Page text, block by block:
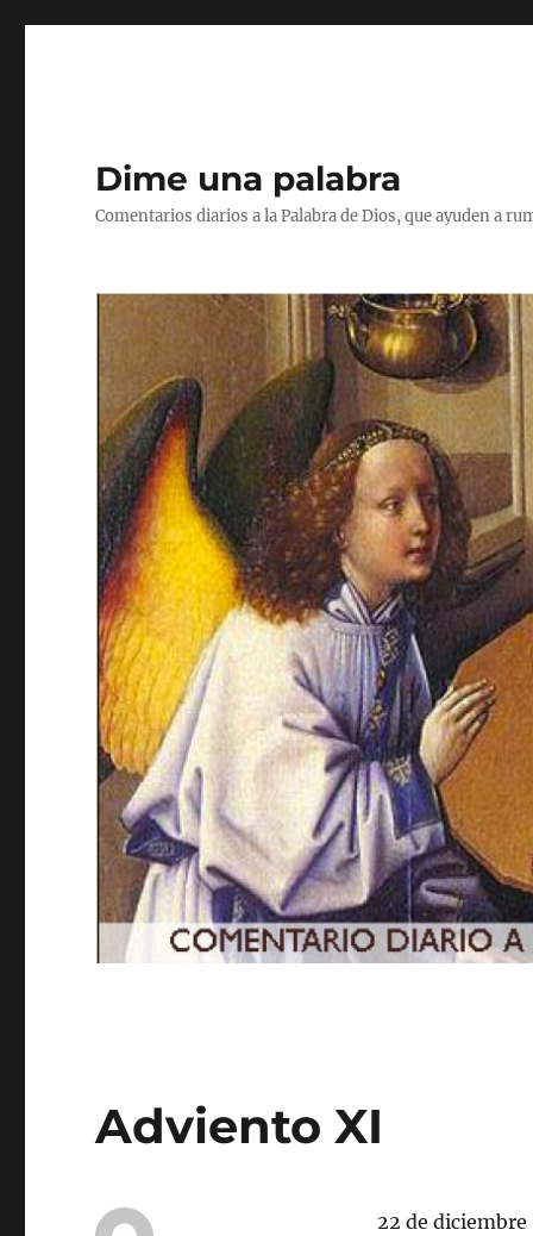
Dime una palabra
Comentarios diarios a la Palabra de Dios, que ayuden a
Adviento XI
22 de diciembre